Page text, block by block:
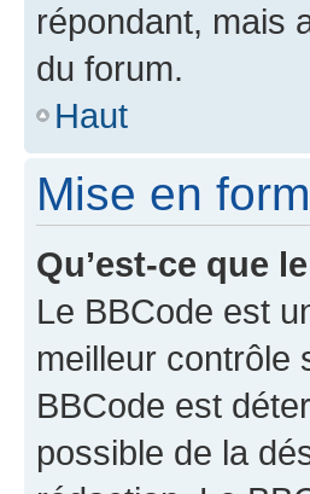
répondant, mais
du forum.
Haut
Mise en
Qu’est-ce que
Le BBCode est
meilleur contrôle
BBCode est
possible de la